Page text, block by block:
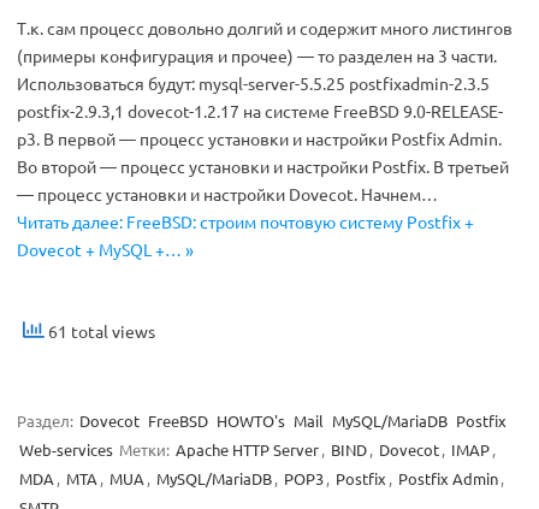
Т.к. сам процесс довольно долгий и содержит много листингов
(примеры конфигурация и прочее) — то разделен на 3 части.
Использоваться будут: mysql-server-5.5.25 postfixadmin-2.3.5
postfix-2.9.3,1 dovecot-1.2.17 на системе FreeBSD 9.0-RELEASE-
p3. В первой — процесс установки и настройки Postfix Admin.
Во второй — процесс установки и настройки Postfix. В третьей
— процесс установки и настройки Dovecot. Начнем…
Читать далее: FreeBSD: строим почтовую систему Postfix +
Dovecot + MySQL +… »
61 total views
Раздел: Dovecot FreeBSD HOWTO's Mail MySQL/MariaDB Postfix
Web-services Метки: Apache HTTP Server, BIND, Dovecot, IMAP,
MDA , MTA , MUA , MySQL/MariaDB, POP3, Postfix , Postfix Admin,